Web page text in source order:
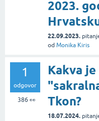
2023.
22.09.2023.
od Monika Kiris
1
odgovor
386 👀
Kakva
Tkon?
18.07.2024.